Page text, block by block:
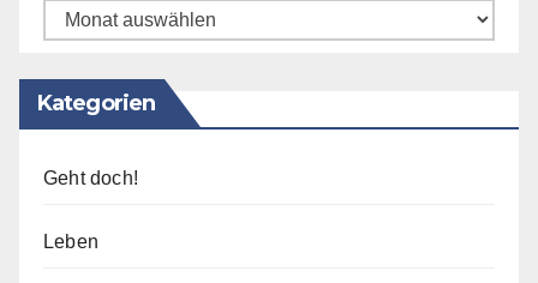
Archiv
Kategorien
Geht doch!
Leben